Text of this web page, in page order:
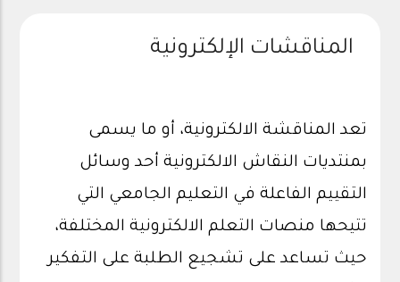
المناقشات الإلكترونية
تعد المناقشة الالكترونية، أو ما يسمى
بمنتديات النقاش الالكترونية أحد وسائل
التقييم الفاعلة في التعليم الجامعي التي
تتيحها منصات التعلم الالكترونية المختلفة،
حيث تساعد على تشجيع الطلبة على التفكير